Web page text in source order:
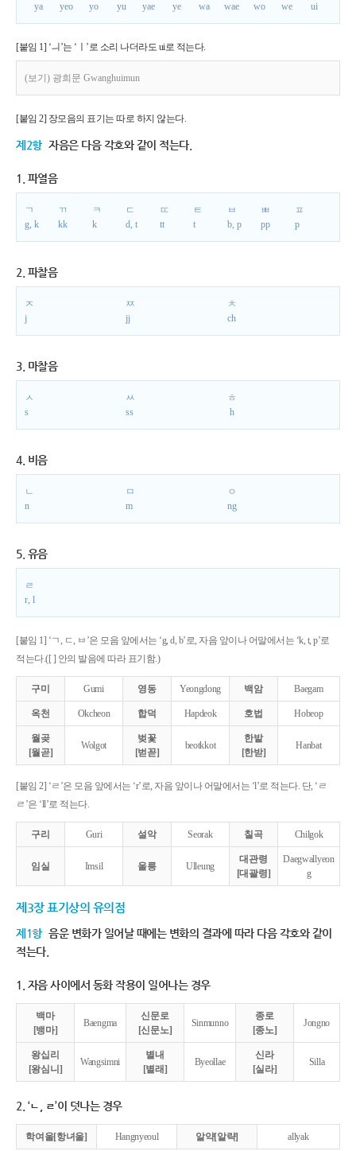
ya
yeo
yo
yu
yae
ye
wa
wae
wo
we
ui
[붙임 1] ‘ㅢ’는 ‘ㅣ’로 소리 나더라도 ui로 적는다.
(보기) 광희문 Gwanghuimun
[붙임 2] 장모음의 표기는 따로 하지 않는다.
제2항 자음은 다음 각호와 같이 적는다.
1. 파열음
ㄱ
g, k
ㄲ
kk
ㅋ
k
ㄷ
d, t
ㄸ
tt
ㅌ
t
ㅂ
b, p
ㅃ
pp
ㅍ
p
2. 파찰음
ㅈ
j
ㅉ
jj
ㅊ
ch
3. 마찰음
ㅅ
s
ㅆ
ss
ㅎ
h
4. 비음
ㄴ
n
ㅁ
m
ㅇ
ng
5. 유음
ㄹ
r, l
[붙임 1] ‘ㄱ, ㄷ, ㅂ’은 모음 앞에서는 ‘g, d, b’로, 자음 앞이나 어말에서는 ‘k, t, p’로
적는다.([ ] 안의 발음에 따라 표기함.)
구미 Gumi 영동 Yeongdong 백암 Baegam
옥천 Okcheon 합덕 Hapdeok 호법 Hobeop
월곶
[월곧]
Wolgot
벚꽃
[벋꼳]
beotkkot
한밭
[한받]
Hanbat
[붙임 2] ‘ㄹ’은 모음 앞에서는 ‘r’로, 자음 앞이나 어말에서는 ‘l’로 적는다. 단, ‘ㄹ
ㄹ’은 ‘ll’로 적는다.
구리 Guri 설악 Seorak 칠곡 Chilgok
임실 Imsil 울릉 Ulleung
대관령
[대괄령]
Daegwallyeon
g
제3장 표기상의 유의점
제1항 음운 변화가 일어날 때에는 변화의 결과에 따라 다음 각호와 같이
적는다.
1. 자음 사이에서 동화 작용이 일어나는 경우
백마
[뱅마]
Baengma
신문로
[신문노]
Sinmunno
종로
[종노]
Jongno
왕십리
[왕심니]
Wangsimni
별내
[별래]
Byeollae
신라
[실라]
Silla
2. ‘ㄴ, ㄹ’이 덧나는 경우
학여울[항녀울] Hangnyeoul 알약[알략] allyak